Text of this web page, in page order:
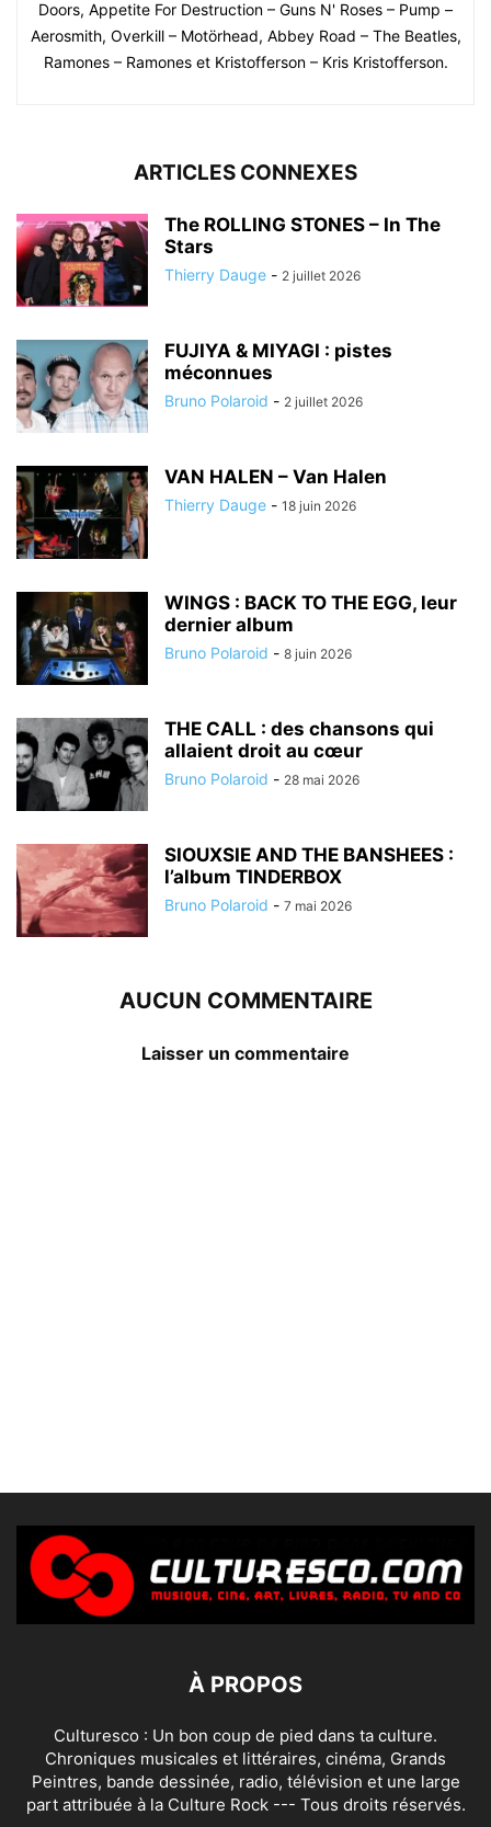
Doors, Appetite For Destruction – Guns N' Roses – Pump –
Aerosmith, Overkill – Motörhead, Abbey Road – The Beatles,
Ramones – Ramones et Kristofferson – Kris Kristofferson.
ARTICLES CONNEXES
The ROLLING STONES – In The
Stars
Thierry Dauge - 2 juillet 2026
FUJIYA & MIYAGI : pistes
méconnues
Bruno Polaroid - 2 juillet 2026
VAN HALEN – Van Halen
Thierry Dauge - 18 juin 2026
WINGS : BACK TO THE EGG, leur
dernier album
Bruno Polaroid - 8 juin 2026
THE CALL : des chansons qui
allaient droit au cœur
Bruno Polaroid - 28 mai 2026
SIOUXSIE AND THE BANSHEES :
l’album TINDERBOX
Bruno Polaroid - 7 mai 2026
AUCUN COMMENTAIRE
Laisser un commentaire
À PROPOS
Culturesco : Un bon coup de pied dans ta culture.
Chroniques musicales et littéraires, cinéma, Grands
Peintres, bande dessinée, radio, télévision et une large
part attribuée à la Culture Rock --- Tous droits réservés.